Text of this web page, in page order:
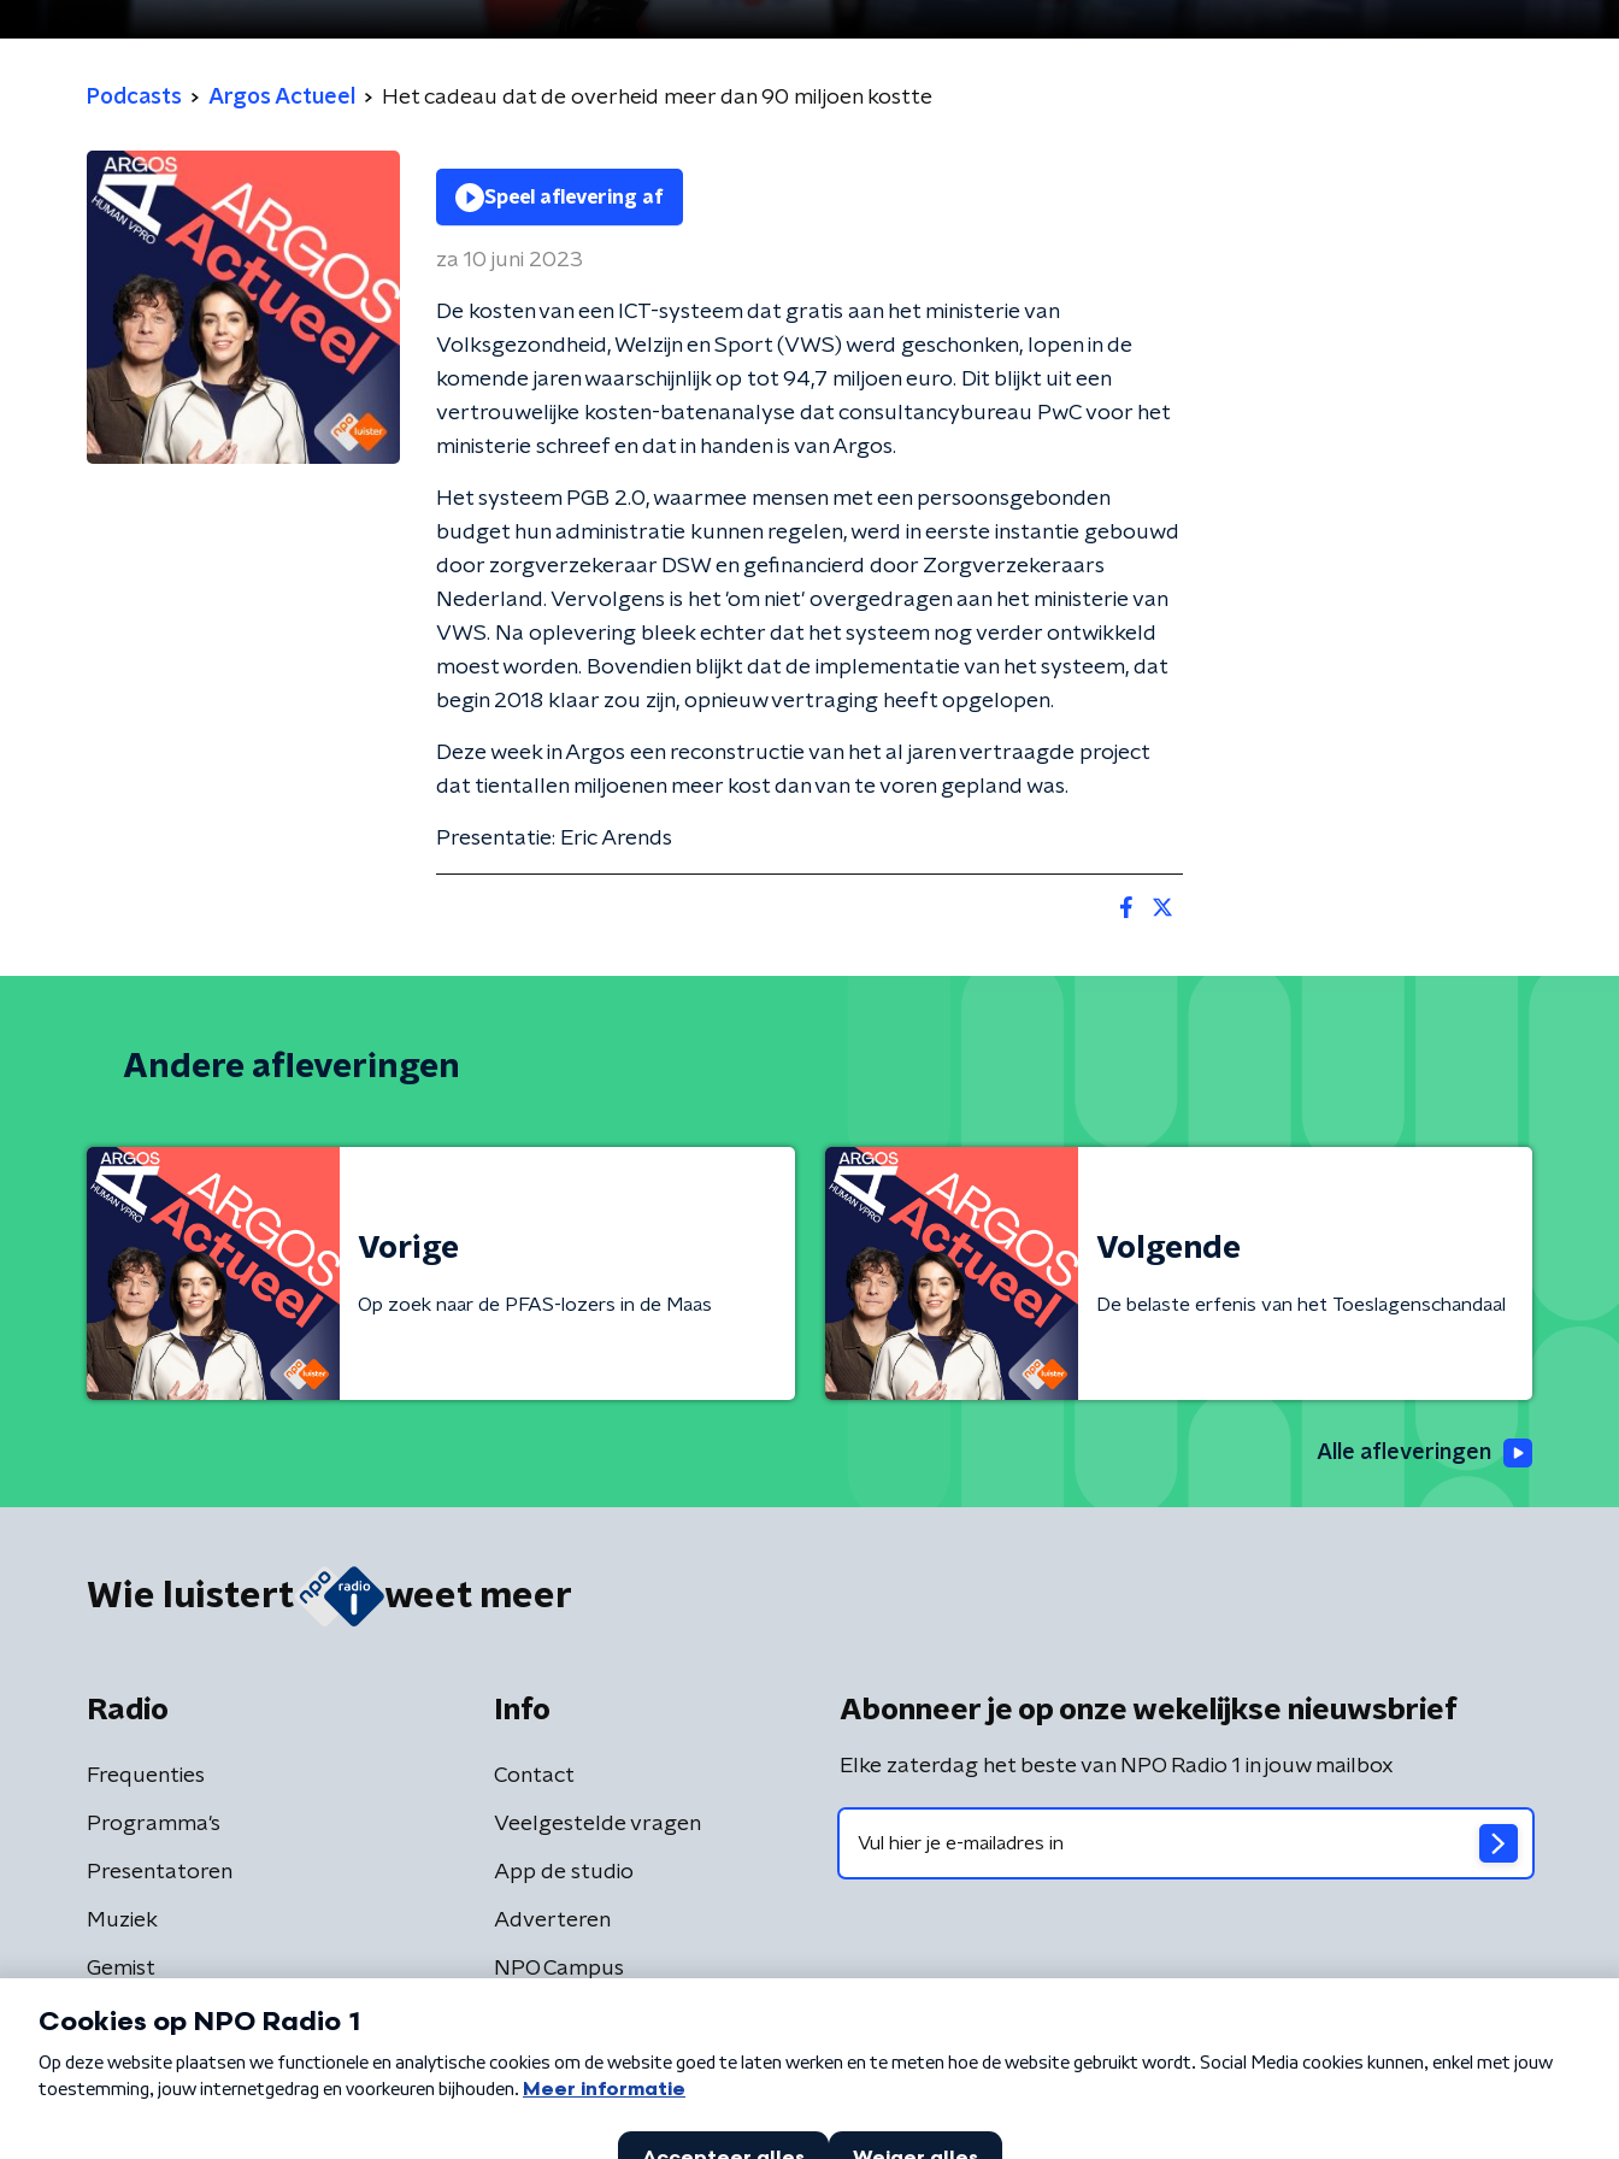
Podcasts Argos Actueel Het cadeau dat de overheid meer dan 90 miljoen kostte
Speel aflevering af
za 10 juni 2023
De kosten van een ICT-systeem dat gratis aan het ministerie van
Volksgezondheid, Welzijn en Sport (VWS) werd geschonken, lopen in de
komende jaren waarschijnlijk op tot 94,7 miljoen euro. Dit blijkt uit een
vertrouwelijke kosten-batenanalyse dat consultancybureau PwC voor het
ministerie schreef en dat in handen is van Argos.
Het systeem PGB 2.0, waarmee mensen met een persoonsgebonden
budget hun administratie kunnen regelen, werd in eerste instantie gebouwd
door zorgverzekeraar DSW en gefinancierd door Zorgverzekeraars
Nederland. Vervolgens is het 'om niet' overgedragen aan het ministerie van
VWS. Na oplevering bleek echter dat het systeem nog verder ontwikkeld
moest worden. Bovendien blijkt dat de implementatie van het systeem, dat
begin 2018 klaar zou zijn, opnieuw vertraging heeft opgelopen.
Deze week in Argos een reconstructie van het al jaren vertraagde project
dat tientallen miljoenen meer kost dan van te voren gepland was.
Presentatie: Eric Arends
Andere afleveringen
Vorige
Op zoek naar de PFAS-lozers in de Maas
Volgende
De belaste erfenis van het Toeslagenschandaal
Alle afleveringen
Wie luistert weet meer
Radio
Frequenties
Programma's
Presentatoren
Muziek
Gemist
Info
Contact
Veelgestelde vragen
App de studio
Adverteren
NPO Campus
Abonneer je op onze wekelijkse nieuwsbrief
Elke zaterdag het beste van NPO Radio 1 in jouw mailbox
Algemene voorwaarden Privacybeleid